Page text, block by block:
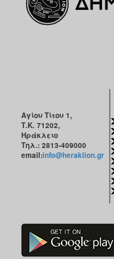
Αγίου Τίτου 1,
Τ.Κ. 71202,
Ηράκλειο
Τηλ.: 2813-409000
email:info@heraklion.gr